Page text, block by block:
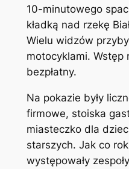
10-minutowego
kładką nad rzekę
Wielu widzów
motocyklami. Wstęp
bezpłatny.
Na pokazie były
firmowe, stoiska
miasteczko dla
starszych. Jak co
występowały